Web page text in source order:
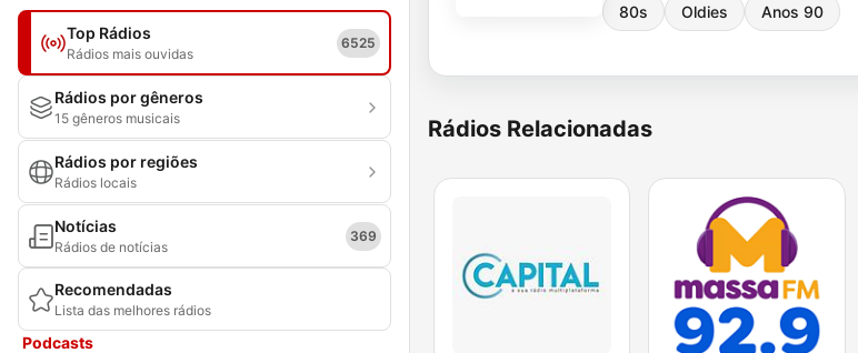
Top Rádios
Rádios mais ouvidas
6525
Rádios por gêneros
15 gêneros musicais
Rádios por regiões
Rádios locais
Notícias
Rádios de notícias
369
Recomendadas
Lista das melhores rádios
Podcasts
80s Oldies Anos 90
Rádios Relacionadas